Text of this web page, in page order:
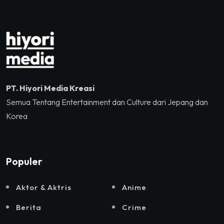
PT. Hiyori Media Kreasi
Semua Tentang Entertainment dan Culture dari Jepang dan
Korea
Populer
Aktor & Aktris Anime
Berita Crime